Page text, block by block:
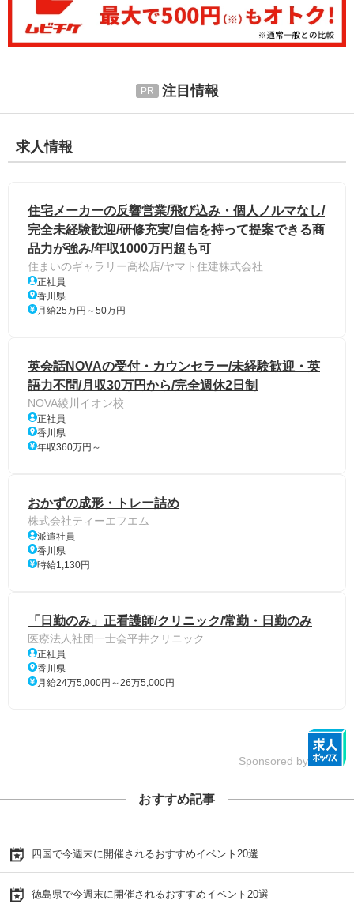
注目情報
求人情報
住宅メーカーの反響営業/飛び込み・個人ノルマなし/
完全未経験歓迎/研修充実/自信を持って提案できる商
品力が強み/年収1000万円超も可
住まいのギャラリー高松店/ヤマト住建株式会社
正社員
香川県
月給25万円～50万円
英会話NOVAの受付・カウンセラー/未経験歓迎・英
語力不問/月収30万円から/完全週休2日制
NOVA綾川イオン校
正社員
香川県
年収360万円～
おかずの成形・トレー詰め
株式会社ティーエフエム
派遣社員
香川県
時給1,130円
「日勤のみ」正看護師/クリニック/常勤・日勤のみ
医療法人社団一士会平井クリニック
正社員
香川県
月給24万5,000円～26万5,000円
Sponsored by
おすすめ記事
四国で今週末に開催されるおすすめイベント20選
徳島県で今週末に開催されるおすすめイベント20選